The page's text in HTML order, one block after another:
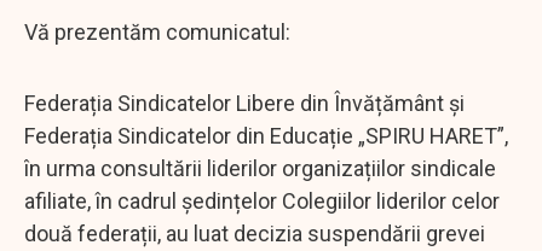
Vă prezentăm comunicatul:
Federația Sindicatelor Libere din Învățământ și
Federația Sindicatelor din Educație „SPIRU HARET”,
în urma consultării liderilor organizațiilor sindicale
afiliate, în cadrul ședințelor Colegiilor liderilor celor
două federații, au luat decizia suspendării grevei